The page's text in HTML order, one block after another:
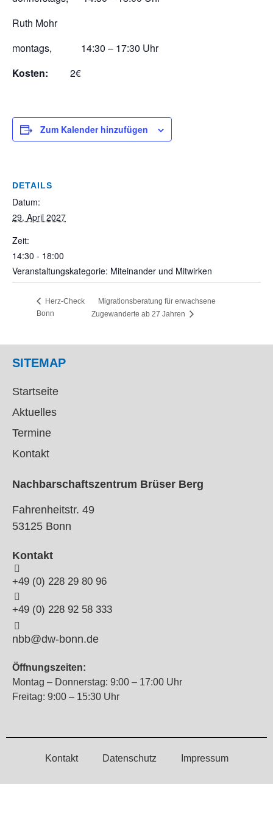
Ruth Mohr
montags, 14:30 – 17:30 Uhr
Kosten: 2€
Zum Kalender hinzufügen
DETAILS
Datum:
29. April 2027
Zeit:
14:30 - 18:00
Veranstaltungskategorie: Miteinander und Mitwirken
Herz-Check
Bonn
Migrationsberatung für erwachsene
Zugewanderte ab 27 Jahren
SITEMAP
Startseite
Aktuelles
Termine
Kontakt
Nachbarschaftszentrum Brüser Berg
Fahrenheitstr. 49
53125 Bonn
Kontakt
+49 (0) 228 29 80 96
+49 (0) 228 92 58 333
nbb@dw-bonn.de
Öffnungszeiten:
Montag – Donnerstag: 9:00 – 17:00 Uhr
Freitag: 9:00 – 15:30 Uhr
Kontakt Datenschutz Impressum